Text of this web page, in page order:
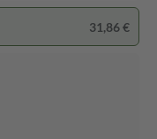
31,86 €